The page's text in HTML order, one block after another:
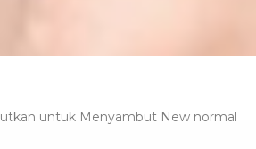
untuk Menyambut New normal